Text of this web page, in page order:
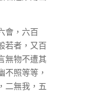
會，六百
若者，又百
無物不遭其
不照等等，
二無我，五